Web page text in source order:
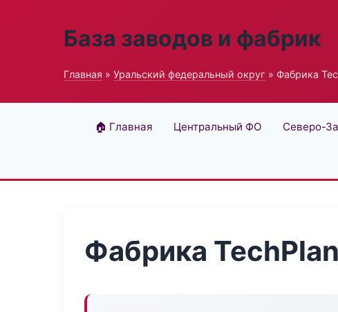
База заводов и фабрик
Главная » Уральский федеральный округ » Фабрика
🏠 Главная Центральный ФО Северо-
Фабрика